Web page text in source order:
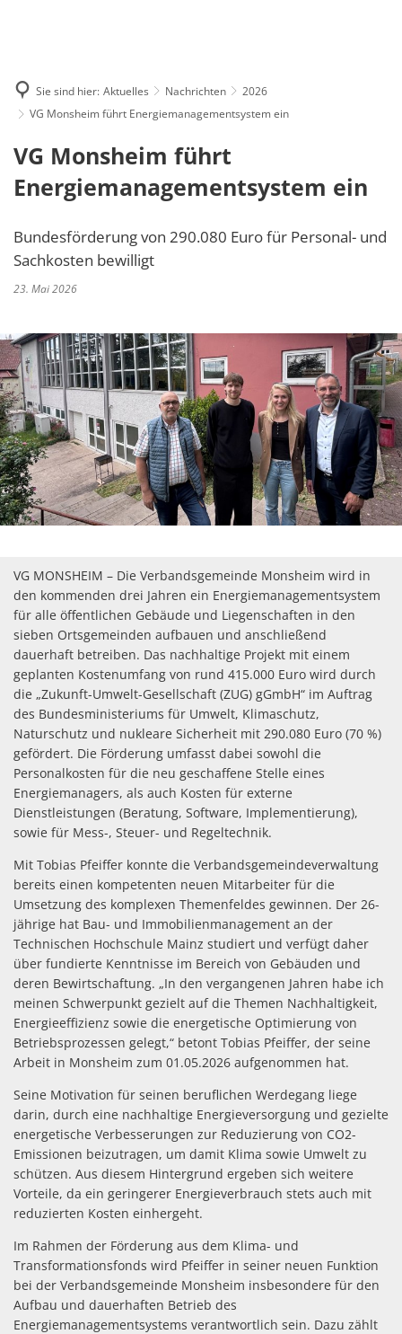
Nachrichten
Bürgerbus
Formulare und Dokumente
Fundbüro
Standesamt
Straßenbeleuchtung
Gleichstellung
eRechnung & Virtuelle
Wahlen
Beiträge
Klimaschutz
Satzungen
Flörsheim-Dalsheim
Hohen-Sülzen
Mölsheim
Monsheim
Kultur im Süden Rheinhessens
Radfahren
Gastgeber
Kulinarik
Vom Wein zum Rhein - Die
Sie sind hier: Aktuelles Nachrichten
2026
VG Monsheim führt Energiemanagementsystem ein
VG Monsheim führt
Energiemanagementsystem ein
Bundesförderung von 290.080 Euro für Personal- und
Sachkosten bewilligt
23. Mai 2026
VG MONSHEIM – Die Verbandsgemeinde Monsheim wird in
den kommenden drei Jahren ein Energiemanagementsystem
für alle öffentlichen Gebäude und Liegenschaften in den
sieben Ortsgemeinden aufbauen und anschließend
dauerhaft betreiben. Das nachhaltige Projekt mit einem
geplanten Kostenumfang von rund 415.000 Euro wird durch
die „Zukunft-Umwelt-Gesellschaft (ZUG) gGmbH“ im Auftrag
des Bundesministeriums für Umwelt, Klimaschutz,
Naturschutz und nukleare Sicherheit mit 290.080 Euro (70 %)
gefördert. Die Förderung umfasst dabei sowohl die
Personalkosten für die neu geschaffene Stelle eines
Energiemanagers, als auch Kosten für externe
Dienstleistungen (Beratung, Software, Implementierung),
sowie für Mess-, Steuer- und Regeltechnik.
Mit Tobias Pfeiffer konnte die Verbandsgemeindeverwaltung
bereits einen kompetenten neuen Mitarbeiter für die
Umsetzung des komplexen Themenfeldes gewinnen. Der 26-
jährige hat Bau- und Immobilienmanagement an der
Technischen Hochschule Mainz studiert und verfügt daher
über fundierte Kenntnisse im Bereich von Gebäuden und
deren Bewirtschaftung. „In den vergangenen Jahren habe ich
meinen Schwerpunkt gezielt auf die Themen Nachhaltigkeit,
Energieeffizienz sowie die energetische Optimierung von
Betriebsprozessen gelegt,“ betont Tobias Pfeiffer, der seine
Arbeit in Monsheim zum 01.05.2026 aufgenommen hat.
Seine Motivation für seinen beruflichen Werdegang liege
darin, durch eine nachhaltige Energieversorgung und gezielte
energetische Verbesserungen zur Reduzierung von CO2-
Emissionen beizutragen, um damit Klima sowie Umwelt zu
schützen. Aus diesem Hintergrund ergeben sich weitere
Vorteile, da ein geringerer Energieverbrauch stets auch mit
reduzierten Kosten einhergeht.
Im Rahmen der Förderung aus dem Klima- und
Transformationsfonds wird Pfeiffer in seiner neuen Funktion
bei der Verbandsgemeinde Monsheim insbesondere für den
Aufbau und dauerhaften Betrieb des
Energiemanagementsystems verantwortlich sein. Dazu zählt